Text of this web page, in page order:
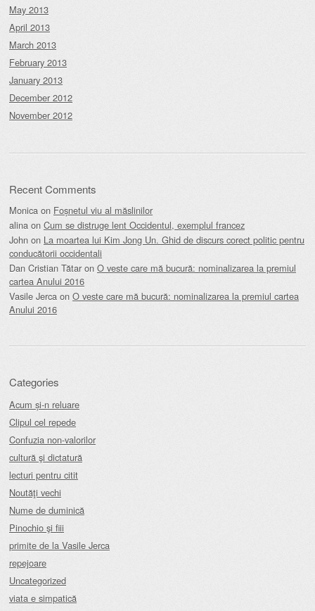
May 2013
April 2013
March 2013
February 2013
January 2013
December 2012
November 2012
Recent Comments
Monica on Foșnetul viu al măslinilor
alina on Cum se distruge lent Occidentul, exemplul francez
John on La moartea lui Kim Jong Un. Ghid de discurs corect politic pentru
conducătorii occidentali
Dan Cristian Tătar on O veste care mă bucură: nominalizarea la premiul
cartea Anului 2016
Vasile Jerca on O veste care mă bucură: nominalizarea la premiul cartea
Anului 2016
Categories
Acum și-n reluare
Clipul cel repede
Confuzia non-valorilor
cultură şi dictatură
lecturi pentru citit
Noutăţi vechi
Nume de duminică
Pinochio şi fiii
primite de la Vasile Jerca
repejoare
Uncategorized
viata e simpatică